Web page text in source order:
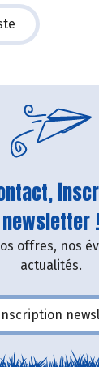
newsletter !
offres, nos
actualités.